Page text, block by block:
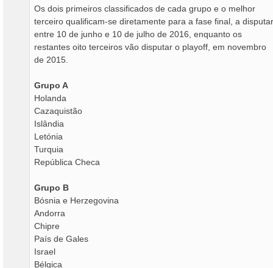
Os dois primeiros classificados de cada grupo e o melhor
terceiro qualificam-se diretamente para a fase final, a disputar
entre 10 de junho e 10 de julho de 2016, enquanto os
restantes oito terceiros vão disputar o playoff, em novembro
de 2015.
Grupo A
Holanda
Cazaquistão
Islândia
Letónia
Turquia
República Checa
Grupo B
Bósnia e Herzegovina
Andorra
Chipre
País de Gales
Israel
Bélgica